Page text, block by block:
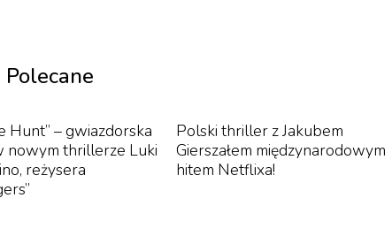
rozstroju emocjonalnego, zaniedbanie i naruszenie
że w serialu „Reniferek” padły nieprawdziwe
Polecane
Hunt” – gwiazdorska
nowym thrillerze Luki
reżysera
Polski thriller z Jakubem
Gierszałem międzynarodowym
hitem Netflixa!